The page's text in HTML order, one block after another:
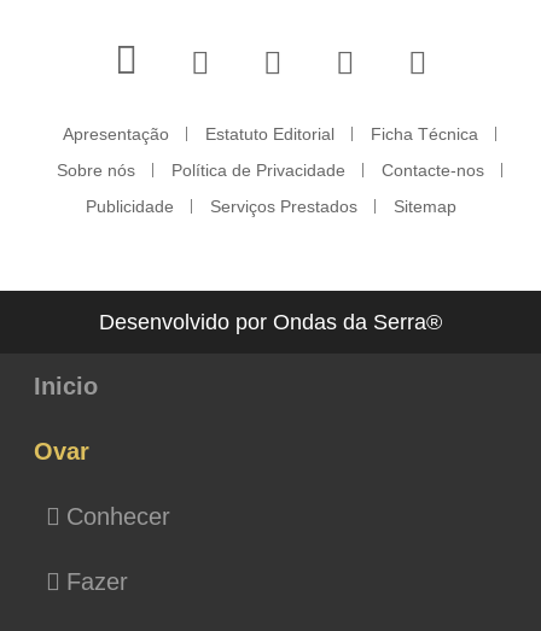
Apresentação Estatuto Editorial
Ficha Técnica
Sobre nós
Política de Privacidade
Contacte-nos
Publicidade
Serviços Prestados Sitemap
Desenvolvido por Ondas da Serra®
Inicio
Ovar
Conhecer
Fazer